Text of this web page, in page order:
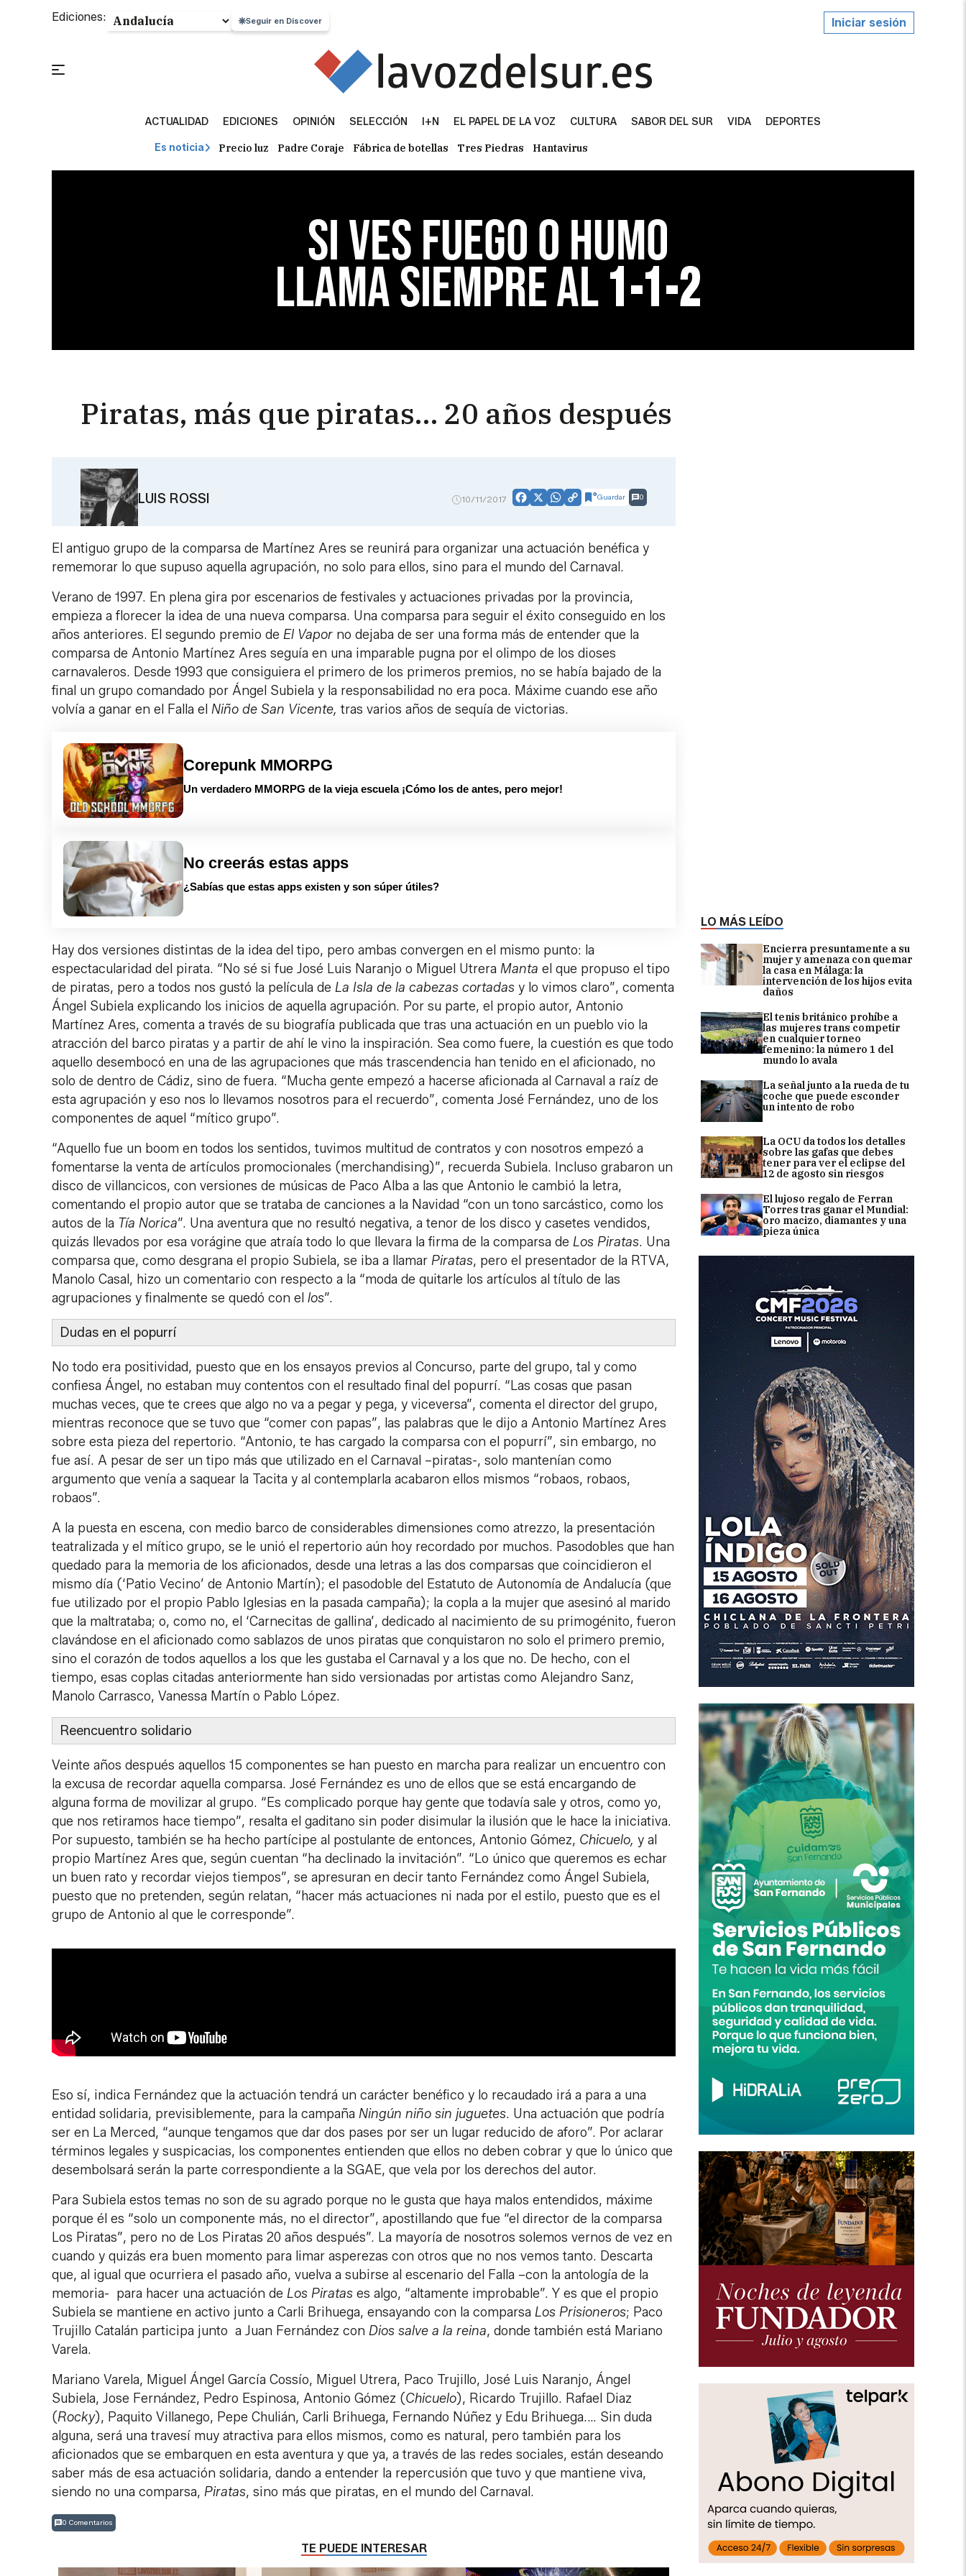
Ediciones: Seguir en Discover Iniciar sesión
ACTUALIDAD EDICIONES OPINIÓN SELECCIÓN I+N EL PAPEL DE LA VOZ CULTURA SABOR DEL SUR VIDA DEPORTES
Es noticia Precio luz Padre Coraje Fábrica de botellas Tres Piedras Hantavirus
Piratas, más que piratas… 20 años después
LO MÁS LEÍDO
Encierra presuntamente a su
mujer y amenaza con quemar
la casa en Málaga: la
intervención de los hijos evita
daños
El tenis británico prohíbe a
las mujeres trans competir
en cualquier torneo
femenino: la número 1 del
mundo lo avala
La señal junto a la rueda de tu
coche que puede esconder
un intento de robo
La OCU da todos los detalles
sobre las gafas que debes
tener para ver el eclipse del
12 de agosto sin riesgos
El lujoso regalo de Ferran
Torres tras ganar el Mundial:
oro macizo, diamantes y una
pieza única
LUIS ROSSI 10/11/2017 Facebook
X WhatsApp
CopyGuardar 0
El antiguo grupo de la comparsa de Martínez Ares se reunirá para organizar una actuación benéfica y
rememorar lo que supuso aquella agrupación, no solo para ellos, sino para el mundo del Carnaval.
Verano de 1997. En plena gira por escenarios de festivales y actuaciones privadas por la provincia,
empieza a florecer la idea de una nueva comparsa. Una comparsa para seguir el éxito conseguido en los
años anteriores. El segundo premio de El Vapor no dejaba de ser una forma más de entender que la
comparsa de Antonio Martínez Ares seguía en una imparable pugna por el olimpo de los dioses
carnavaleros. Desde 1993 que consiguiera el primero de los primeros premios, no se había bajado de la
final un grupo comandado por Ángel Subiela y la responsabilidad no era poca. Máxime cuando ese año
volvía a ganar en el Falla el Niño de San Vicente, tras varios años de sequía de victorias.
Corepunk MMORPG
Un verdadero MMORPG de la vieja escuela ¡Cómo los de antes, pero mejor!
No creerás estas apps
¿Sabías que estas apps existen y son súper útiles?
Hay dos versiones distintas de la idea del tipo, pero ambas convergen en el mismo punto: la
espectacularidad del pirata. “No sé si fue José Luis Naranjo o Miguel Utrera Manta el que propuso el tipo
de piratas, pero a todos nos gustó la película de La Isla de la cabezas cortadas y lo vimos claro”, comenta
Ángel Subiela explicando los inicios de aquella agrupación. Por su parte, el propio autor, Antonio
Martínez Ares, comenta a través de su biografía publicada que tras una actuación en un pueblo vio la
atracción del barco piratas y a partir de ahí le vino la inspiración. Sea como fuere, la cuestión es que todo
aquello desembocó en una de las agrupaciones que más trascendencia han tenido en el aficionado, no
solo de dentro de Cádiz, sino de fuera. “Mucha gente empezó a hacerse aficionada al Carnaval a raíz de
esta agrupación y eso nos lo llevamos nosotros para el recuerdo”, comenta José Fernández, uno de los
componentes de aquel “mítico grupo”.
“Aquello fue un boom en todos los sentidos, tuvimos multitud de contratos y con nosotros empezó a
fomentarse la venta de artículos promocionales (merchandising)”, recuerda Subiela. Incluso grabaron un
disco de villancicos, con versiones de músicas de Paco Alba a las que Antonio le cambió la letra,
comentando el propio autor que se trataba de canciones a la Navidad “con un tono sarcástico, como los
autos de la Tía Norica”. Una aventura que no resultó negativa, a tenor de los disco y casetes vendidos,
quizás llevados por esa vorágine que atraía todo lo que llevara la firma de la comparsa de Los Piratas. Una
comparsa que, como desgrana el propio Subiela, se iba a llamar Piratas, pero el presentador de la RTVA,
Manolo Casal, hizo un comentario con respecto a la “moda de quitarle los artículos al título de las
agrupaciones y finalmente se quedó con el los”.
Dudas en el popurrí
No todo era positividad, puesto que en los ensayos previos al Concurso, parte del grupo, tal y como
confiesa Ángel, no estaban muy contentos con el resultado final del popurrí. “Las cosas que pasan
muchas veces, que te crees que algo no va a pegar y pega, y viceversa”, comenta el director del grupo,
mientras reconoce que se tuvo que “comer con papas”, las palabras que le dijo a Antonio Martínez Ares
sobre esta pieza del repertorio. “Antonio, te has cargado la comparsa con el popurrí”, sin embargo, no
fue así. A pesar de ser un tipo más que utilizado en el Carnaval –piratas-, solo mantenían como
argumento que venía a saquear la Tacita y al contemplarla acabaron ellos mismos “robaos, robaos,
robaos”.
A la puesta en escena, con medio barco de considerables dimensiones como atrezzo, la presentación
teatralizada y el mítico grupo, se le unió el repertorio aún hoy recordado por muchos. Pasodobles que han
quedado para la memoria de los aficionados, desde una letras a las dos comparsas que coincidieron el
mismo día (‘Patio Vecino’ de Antonio Martín); el pasodoble del Estatuto de Autonomía de Andalucía (que
fue utilizado por el propio Pablo Iglesias en la pasada campaña); la copla a la mujer que asesinó al marido
que la maltrataba; o, como no, el ‘Carnecitas de gallina’, dedicado al nacimiento de su primogénito, fueron
clavándose en el aficionado como sablazos de unos piratas que conquistaron no solo el primero premio,
sino el corazón de todos aquellos a los que les gustaba el Carnaval y a los que no. De hecho, con el
tiempo, esas coplas citadas anteriormente han sido versionadas por artistas como Alejandro Sanz,
Manolo Carrasco, Vanessa Martín o Pablo López.
Reencuentro solidario
Veinte años después aquellos 15 componentes se han puesto en marcha para realizar un encuentro con
la excusa de recordar aquella comparsa. José Fernández es uno de ellos que se está encargando de
alguna forma de movilizar al grupo. “Es complicado porque hay gente que todavía sale y otros, como yo,
que nos retiramos hace tiempo”, resalta el gaditano sin poder disimular la ilusión que le hace la iniciativa.
Por supuesto, también se ha hecho partícipe al postulante de entonces, Antonio Gómez, Chicuelo, y al
propio Martínez Ares que, según cuentan “ha declinado la invitación”. “Lo único que queremos es echar
un buen rato y recordar viejos tiempos”, se apresuran en decir tanto Fernández como Ángel Subiela,
puesto que no pretenden, según relatan, “hacer más actuaciones ni nada por el estilo, puesto que es el
grupo de Antonio al que le corresponde”.
Eso sí, indica Fernández que la actuación tendrá un carácter benéfico y lo recaudado irá a para a una
entidad solidaria, previsiblemente, para la campaña Ningún niño sin juguetes. Una actuación que podría
ser en La Merced, “aunque tengamos que dar dos pases por ser un lugar reducido de aforo”. Por aclarar
términos legales y suspicacias, los componentes entienden que ellos no deben cobrar y que lo único que
desembolsará serán la parte correspondiente a la SGAE, que vela por los derechos del autor.
Para Subiela estos temas no son de su agrado porque no le gusta que haya malos entendidos, máxime
porque él es “solo un componente más, no el director”, apostillando que fue “el director de la comparsa
Los Piratas”, pero no de Los Piratas 20 años después”. La mayoría de nosotros solemos vernos de vez en
cuando y quizás era buen momento para limar asperezas con otros que no nos vemos tanto. Descarta
que, al igual que ocurriera el pasado año, vuelva a subirse al escenario del Falla –con la antología de la
memoria- para hacer una actuación de Los Piratas es algo, “altamente improbable”. Y es que el propio
Subiela se mantiene en activo junto a Carli Brihuega, ensayando con la comparsa Los Prisioneros; Paco
Trujillo Catalán participa junto a Juan Fernández con Dios salve a la reina, donde también está Mariano
Varela.
Mariano Varela, Miguel Ángel García Cossío, Miguel Utrera, Paco Trujillo, José Luis Naranjo, Ángel
Subiela, Jose Fernández, Pedro Espinosa, Antonio Gómez (Chicuelo), Ricardo Trujillo. Rafael Diaz
(Rocky), Paquito Villanego, Pepe Chulián, Carli Brihuega, Fernando Núñez y Edu Brihuega.… Sin duda
alguna, será una travesí muy atractiva para ellos mismos, como es natural, pero también para los
aficionados que se embarquen en esta aventura y que ya, a través de las redes sociales, están deseando
saber más de esa actuación solidaria, dando a entender la repercusión que tuvo y que mantiene viva,
siendo no una comparsa, Piratas, sino más que piratas, en el mundo del Carnaval.
0 Comentarios
TE PUEDE INTERESAR